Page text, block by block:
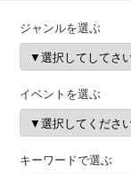
ジャンルを選ぶ
イベントを選ぶ
キーワードで選ぶ